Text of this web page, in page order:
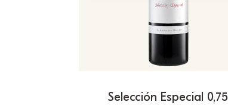
Selección Especial 0,75